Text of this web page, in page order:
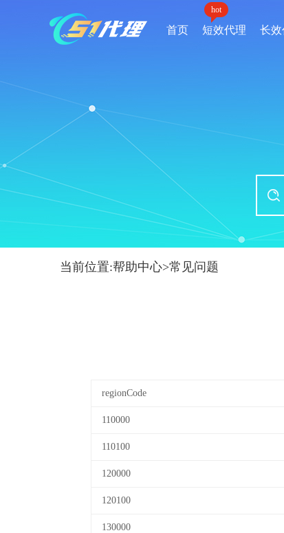
首页
hot
短效代理 长效
当前位置:帮助中心>常见问题
regionCode
110000
110100
120000
120100
130000